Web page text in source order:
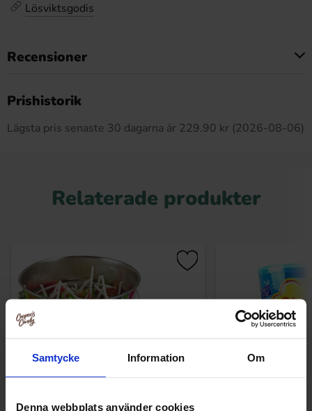
Samtycke Information Om
Denna webbplats använder cookies
Lösviktsgodis
Recensioner
Prishistorik
Lägsta pris senaste 30 dagarna är 229.90 kr (2026-08-06)
Relaterade produkter